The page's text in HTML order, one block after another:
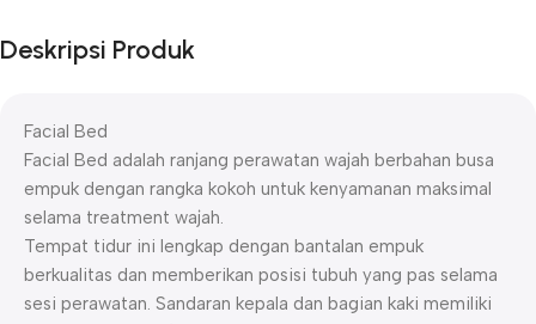
Deskripsi Produk
Facial Bed
Facial Bed adalah ranjang perawatan wajah berbahan busa
empuk dengan rangka kokoh untuk kenyamanan maksimal
selama treatment wajah.
Tempat tidur ini lengkap dengan bantalan empuk
berkualitas dan memberikan posisi tubuh yang pas selama
sesi perawatan. Sandaran kepala dan bagian kaki memiliki